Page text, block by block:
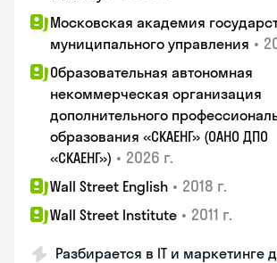
Московская академия
муниципального управления •
Образовательная автономная
некоммерческая организация
дополнительного
образования «СКАЕНГ» (ОАНО ДПО
«СКАЕНГ») • 2026 г.
Wall Street English • 2018 г.
Wall Street Institute • 2011 г.
Разбирается в IT и маркетинге